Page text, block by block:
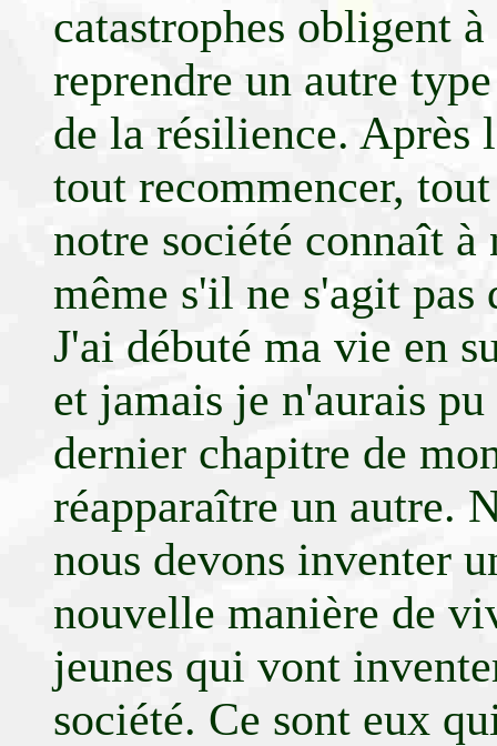
catastrophes obligent
reprendre un autre
de la résilience. Après
tout recommencer,
notre société connaît à
même s'il ne s'agit pas
J'ai débuté ma vie en
et jamais je n'aurais
dernier chapitre de
réapparaître un autre.
nous devons inventer
nouvelle manière de
jeunes qui vont
société. Ce sont eux